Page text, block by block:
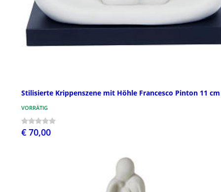
Stilisierte Krippenszene mit Höhle Francesco Pinton 11 cm
VORRÄTIG
€ 70,00